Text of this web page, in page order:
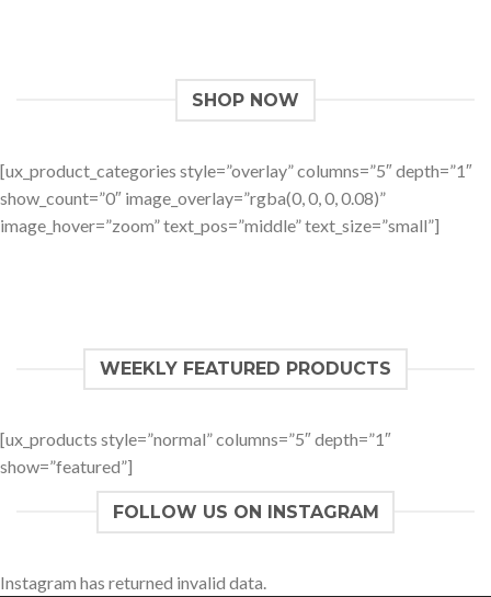
SHOP NOW
[ux_product_categories style=”overlay” columns=”5″ depth=”1″
show_count=”0″ image_overlay=”rgba(0, 0, 0, 0.08)”
image_hover=”zoom” text_pos=”middle” text_size=”small”]
WEEKLY FEATURED PRODUCTS
[ux_products style=”normal” columns=”5″ depth=”1″
show=”featured”]
FOLLOW US ON INSTAGRAM
Instagram has returned invalid data.